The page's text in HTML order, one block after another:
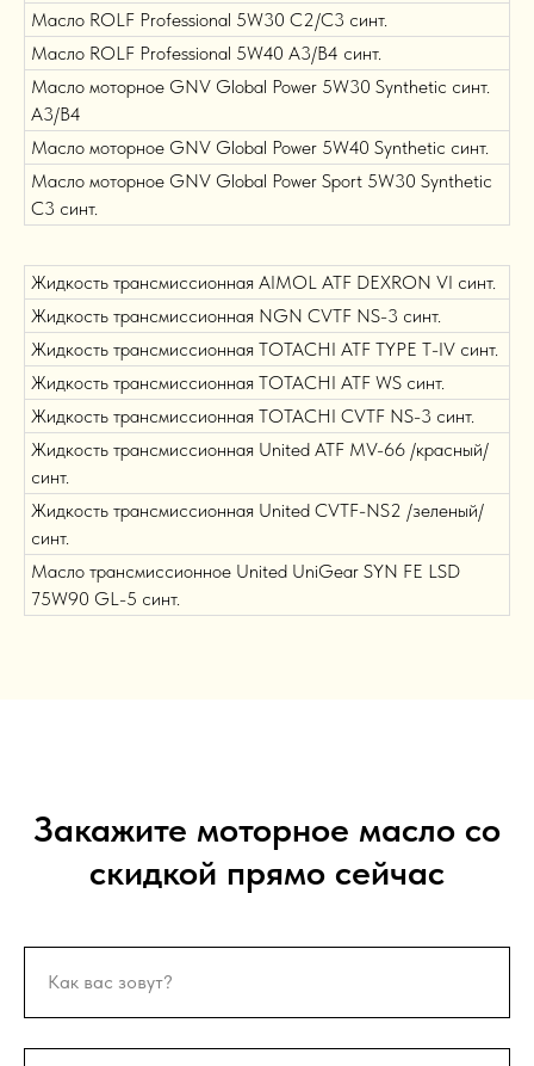
Масло ROLF Professional 5W30 C2/C3 синт.
Масло ROLF Professional 5W40 A3/B4 синт.
Масло моторное GNV Global Power 5W30 Synthetic синт.
A3/B4
Масло моторное GNV Global Power 5W40 Synthetic синт.
Масло моторное GNV Global Power Sport 5W30 Synthetic
C3 синт.
Жидкость трансмиссионная AIMOL ATF DEXRON VI синт.
Жидкость трансмиссионная NGN CVTF NS-3 синт.
Жидкость трансмиссионная TOTACHI ATF TYPE T-IV синт.
Жидкость трансмиссионная TOTACHI ATF WS синт.
Жидкость трансмиссионная TOTACHI CVTF NS-3 синт.
Жидкость трансмиссионная United ATF MV-66 /красный/
синт.
Жидкость трансмиссионная United CVTF-NS2 /зеленый/
синт.
Масло трансмиссионное United UniGear SYN FE LSD
75W90 GL-5 синт.
Закажите моторное масло со
скидкой прямо сейчас
Как вас зовут?